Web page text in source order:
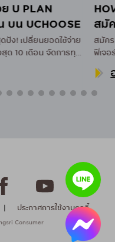
U PLAN
บน UCHOOSE
ปัง! เปลี่ยนยอดใช้จ่าย
ด 10 เดือน จัดการทุก
สมั
สมัค
ฟีเจอ
| ประกาศการใช้งานคุกกี้
Consumer